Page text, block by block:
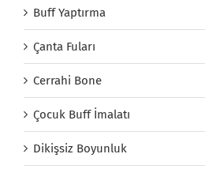
Buff Yaptırma
Çanta Fuları
Cerrahi Bone
Çocuk Buff İmalatı
Dikişsiz Boyunluk